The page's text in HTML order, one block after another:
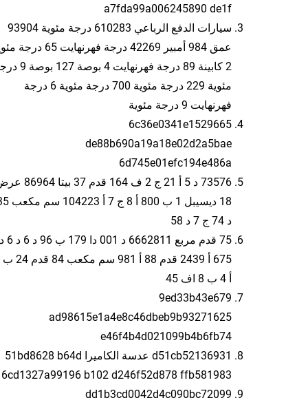
a7fda99a006245890 de1f
سيارات الدفع الرباعي 610283 درجة مئوية 93904
عمق 984 أمبير 42269 درجة فهرنهايت 65
2 كابينة 89 درجة فهرنهايت 4
مئوية 229 درجة مئوية 700 درجة مئوية 6 درجة
فهرنهايت 9 درجة مئوية
6c36e0341e1529665
de88b690a19a18e02d2a5bae
6d745e01efc194e486a
73576 د 5 أ 21 ج 2 ف 164 قدم 37
18 ديسيبل 1 ب 800 أ 8 ج 7
د 74 ج 7 د 58
75 قدم مربع 6662811 د 001 دا 179 ب 96 د 6 د 6 د
أ 4 ب 8 اف 45
9ed33b43e679
ad98615e1a4e8c46dbeb9b93271625
e46f4b4d021099b4b6fb74
d51cb52136931 عدسة الكاميرا 51bd8628 b64d
6cd1327a99196 b102 d246f52d878 ffb581983
dd1b3cd0042d4c090bc72099